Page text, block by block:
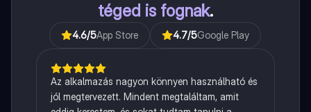
téged is fognak.
4.6/5App Store 4.7/5Google Play
Az alkalmazás nagyon könnyen használható és
jól megtervezett. Mindent megtaláltam, amit